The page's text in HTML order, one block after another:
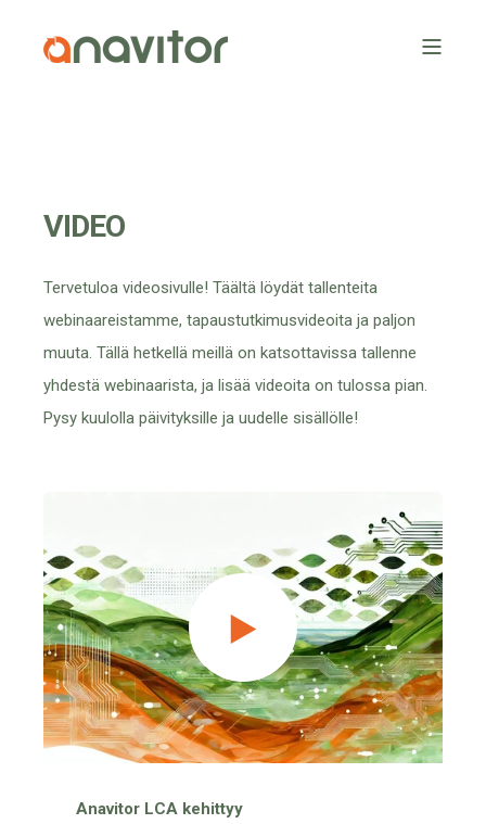
VIDEO
Tervetuloa videosivulle! Täältä löydät tallenteita
webinaareistamme, tapaustutkimusvideoita ja paljon
muuta. Tällä hetkellä meillä on katsottavissa tallenne
yhdestä webinaarista, ja lisää videoita on tulossa pian.
Pysy kuulolla päivityksille ja uudelle sisällölle!
Anavitor LCA kehittyy